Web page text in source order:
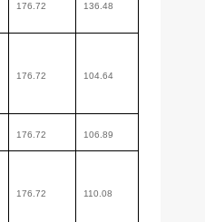
176.72 136.48
176.72 104.64
176.72 106.89
176.72 110.08